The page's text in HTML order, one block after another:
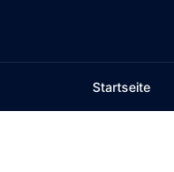
springen
Startseite